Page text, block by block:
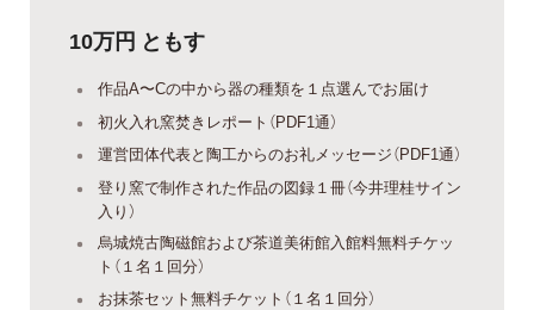
10万円 ともす
作品A〜Cの中から器の種類を１点選んでお届け
初火入れ窯焚きレポート（PDF1通）
運営団体代表と陶工からのお礼メッセージ（PDF1通）
登り窯で制作された作品の図録１冊（今井理桂サイン
入り）
烏城焼古陶磁館および茶道美術館入館料無料チケッ
ト（１名１回分）
お抹茶セット無料チケット（１名１回分）